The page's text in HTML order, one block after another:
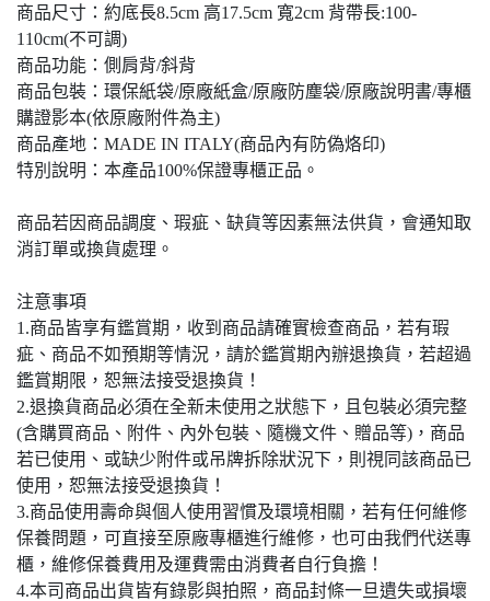
商品尺寸：約底長8.5cm 高17.5cm 寬2cm 背帶長:100-
110cm(不可調)
商品功能：側肩背/斜背
商品包裝：環保紙袋/原廠紙盒/原廠防塵袋/原廠說明書/專櫃
購證影本(依原廠附件為主)
商品產地：MADE IN ITALY(商品內有防偽烙印)
特別說明：本產品100%保證專櫃正品。
商品若因商品調度、瑕疵、缺貨等因素無法供貨，會通知取
消訂單或換貨處理。
注意事項
1.商品皆享有鑑賞期，收到商品請確實檢查商品，若有瑕
疵、商品不如預期等情況，請於鑑賞期內辦退換貨，若超過
鑑賞期限，恕無法接受退換貨！
2.退換貨商品必須在全新未使用之狀態下，且包裝必須完整
(含購買商品、附件、內外包裝、隨機文件、贈品等)，商品
若已使用、或缺少附件或吊牌拆除狀況下，則視同該商品已
使用，恕無法接受退換貨！
3.商品使用壽命與個人使用習慣及環境相關，若有任何維修
保養問題，可直接至原廠專櫃進行維修，也可由我們代送專
櫃，維修保養費用及運費需由消費者自行負擔！
4.本司商品出貨皆有錄影與拍照，商品封條一旦遺失或損壞